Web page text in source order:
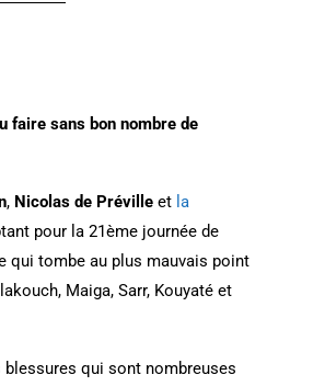
faire sans bon nombre de
, Nicolas de Préville et la
pour la 21ème journée de
qui tombe au plus mauvais point
Maiga, Sarr, Kouyaté et
blessures qui sont nombreuses